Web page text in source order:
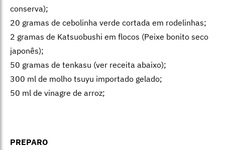
conserva);
20 gramas de cebolinha verde cortada em rodelinhas;
2 gramas de Katsuobushi em flocos (Peixe bonito seco
japonês);
50 gramas de tenkasu (ver receita abaixo);
300 ml de molho tsuyu importado gelado;
50 ml de vinagre de arroz;
PREPARO